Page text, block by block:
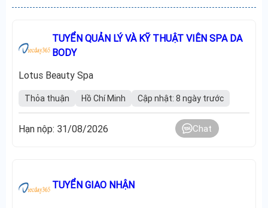
TUYỂN QUẢN LÝ VÀ KỸ THUẬT VIÊN SPA DA
BODY
Lotus Beauty Spa
Thỏa thuận Hồ Chí Minh Cập nhật: 8 ngày trước
Hạn nộp: 31/08/2026 Chat
TUYỂN GIAO NHẬN